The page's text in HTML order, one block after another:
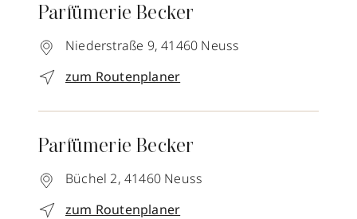
Parfümerie Becker
Niederstraße 9, 41460 Neuss
zum Routenplaner
Parfümerie Becker
Büchel 2, 41460 Neuss
zum Routenplaner